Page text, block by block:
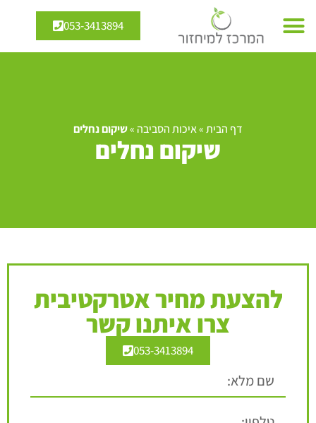
053-3413894
דף הבית»איכות הסביבה »שיקום נחלים
שיקום נחלים
להצעת מחיר אטרקטיבית
צרו איתנו קשר
053-3413894